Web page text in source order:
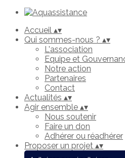
Accueil ▴▾
Qui sommes-nous ? ▴▾
L'association
Equipe et
Notre action
Partenaires
Contact
Actualités ▴▾
Agir ensemble ▴▾
Nous soutenir
Faire un don
Adhérer ou réadhérer
Proposer un projet ▴▾